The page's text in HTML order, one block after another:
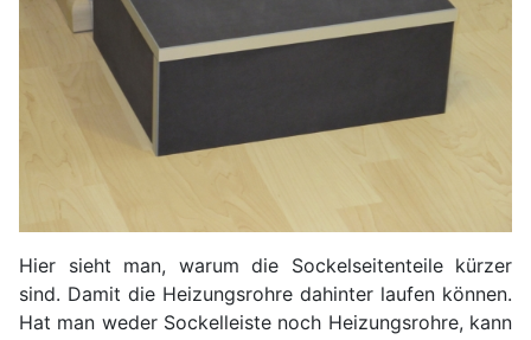
Hier sieht man, warum die Sockelseitenteile kürzer
sind. Damit die Heizungsrohre dahinter laufen können.
Hat man weder Sockelleiste noch Heizungsrohre, kann